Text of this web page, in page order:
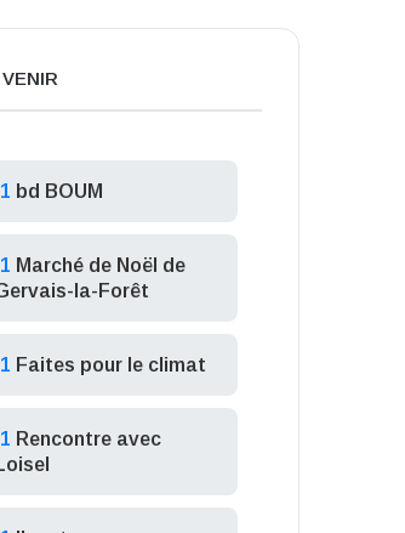
bd BOUM
Marché de Noël de
la-Forêt
Faites pour le climat
Rencontre avec